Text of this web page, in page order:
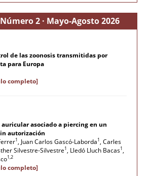
2 · Mayo-Agosto 2026
de las zoonosis transmitidas por
para Europa
completo]
asociado a piercing en un
autorización
1, Juan Carlos Gascó-Laborda1, Carles
Silvestre-Silvestre1, Lledó Lluch Bacas1,
1,2
completo]